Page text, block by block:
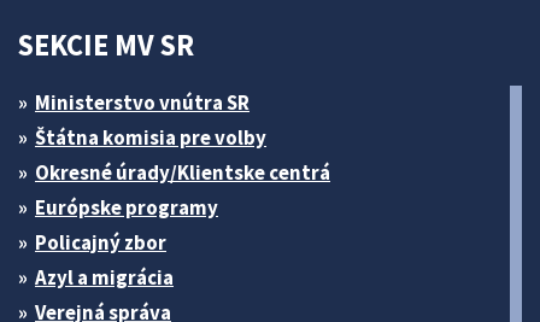
SEKCIE MV SR
Ministerstvo vnútra SR
Štátna komisia pre volby
Okresné úrady/Klientske centrá
Európske programy
Policajný zbor
Azyl a migrácia
Verejná správa